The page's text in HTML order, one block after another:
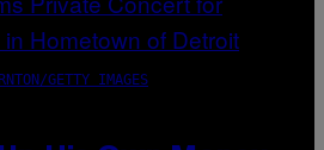
GETTY IMAGES